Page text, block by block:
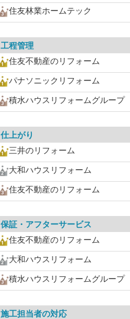
住友林業ホームテック
工程管理
住友不動産のリフォーム
パナソニックリフォーム
積水ハウスリフォームグループ
仕上がり
三井のリフォーム
大和ハウスリフォーム
住友不動産のリフォーム
保証・アフターサービス
住友不動産のリフォーム
大和ハウスリフォーム
積水ハウスリフォームグループ
施工担当者の対応